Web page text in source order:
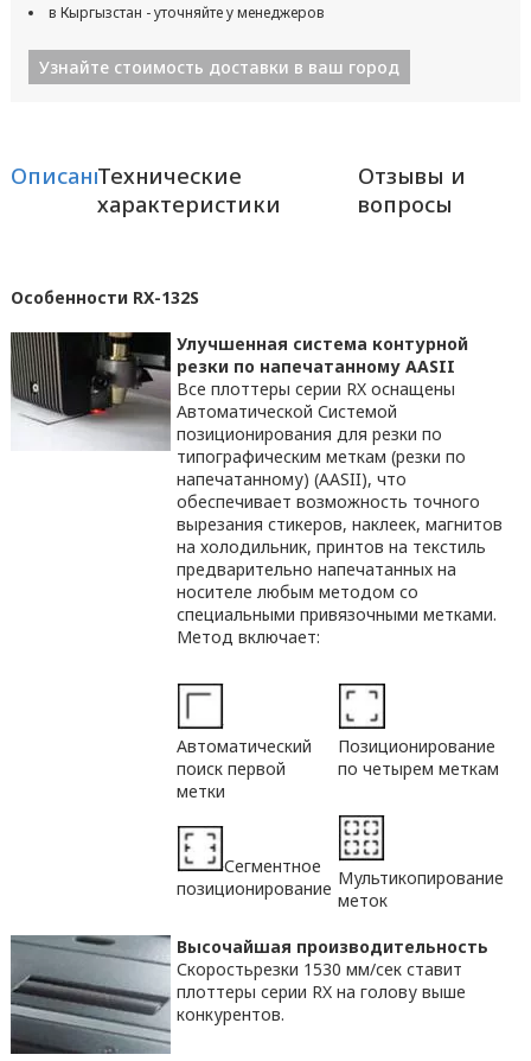
в Кыргызстан - уточняйте у менеджеров
Узнайте стоимость доставки в ваш город
ОписаниеТехнические
характеристики
Отзывы и
вопросы
Особенности RX-132S
Улучшенная система контурной
резки по напечатанному AASII
Все плоттеры серии RX оснащены
Автоматической Системой
позиционирования для резки по
типографическим меткам (резки по
напечатанному) (AASII), что
обеспечивает возможность точного
вырезания стикеров, наклеек, магнитов
на холодильник, принтов на текстиль
предварительно напечатанных на
носителе любым методом со
специальными привязочными метками.
Метод включает:
Автоматический
поиск первой
метки
Позиционирование
по четырем меткам
Сегментное
позиционирование Мультикопирование
меток
Высочайшая производительность
Скоростьрезки 1530 мм/сек ставит
плоттеры серии RX на голову выше
конкурентов.